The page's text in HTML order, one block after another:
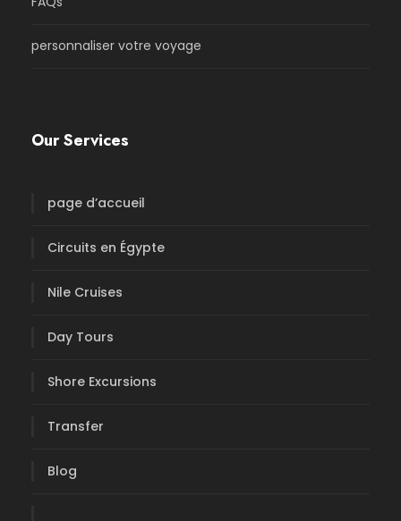
personnaliser votre voyage
Our Services
page d’accueil
Circuits en Égypte
Nile Cruises
Day Tours
Shore Excursions
Transfer
Blog